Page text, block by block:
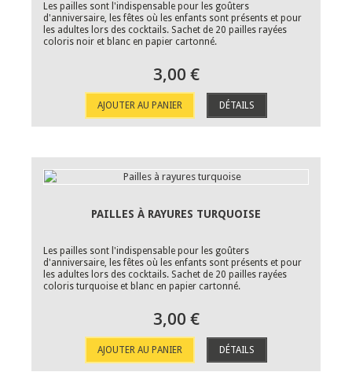
Les pailles sont l'indispensable pour les goûters
d'anniversaire, les fêtes où les enfants sont présents et pour
les adultes lors des cocktails. Sachet de 20 pailles rayées
coloris noir et blanc en papier cartonné.
3,00 €
AJOUTER AU PANIER DÉTAILS
PAILLES À RAYURES TURQUOISE
Les pailles sont l'indispensable pour les goûters
d'anniversaire, les fêtes où les enfants sont présents et pour
les adultes lors des cocktails. Sachet de 20 pailles rayées
coloris turquoise et blanc en papier cartonné.
3,00 €
AJOUTER AU PANIER DÉTAILS